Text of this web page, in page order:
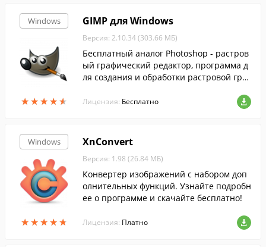
Windows
★★★★★
★★★★★
GIMP для Windows
Версия: 2.10.34 (303.66 МБ)
Бесплатный аналог Photoshop - растров
ый графический редактор, программа д
ля создания и обработки растровой гра
векторной графикой....
Лицензия: Бесплатно
Windows
★★★★★
★★★★★
XnConvert
Версия: 1.98 (26.84 МБ)
Конвертер изображений с набором доп
олнительных функций. Узнайте подробн
ее о программе и скачайте бесплатно!
Лицензия: Платно